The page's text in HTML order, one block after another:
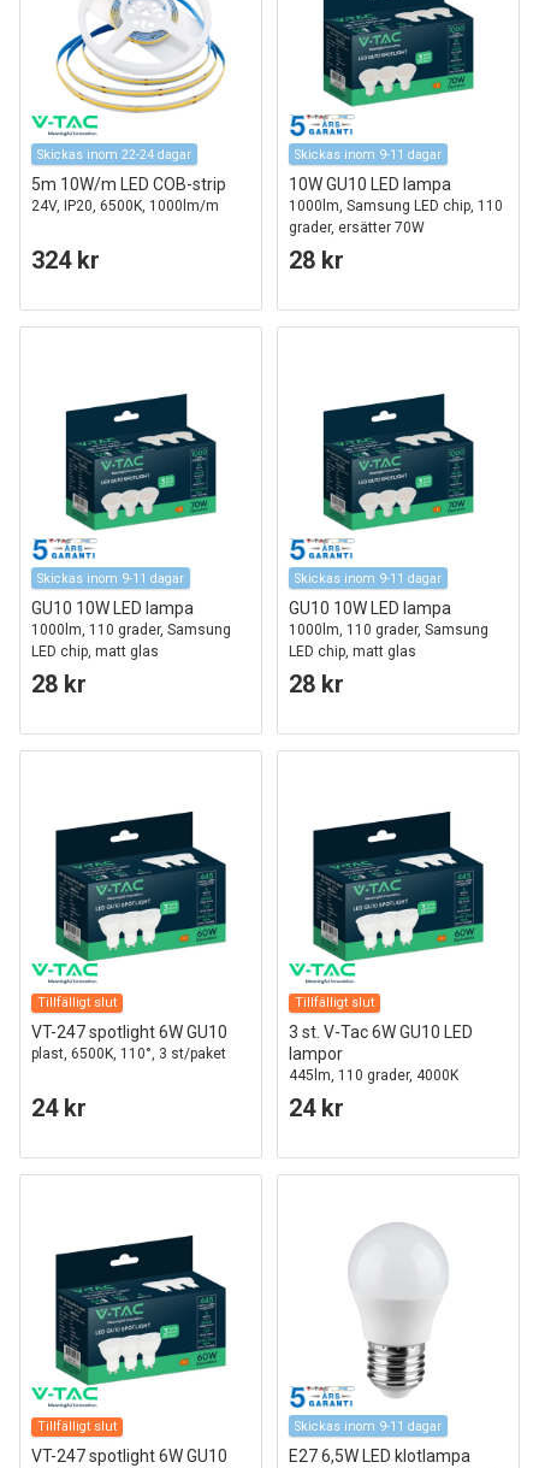
Skickas inom 22-24 dagar
5m 10W/m LED COB-strip
24V, IP20, 6500K, 1000lm/m
324 kr
Skickas inom 9-11 dagar
10W GU10 LED lampa
1000lm, Samsung LED chip, 110
grader, ersätter 70W
28 kr
Skickas inom 9-11 dagar
GU10 10W LED lampa
1000lm, 110 grader, Samsung
LED chip, matt glas
28 kr
Skickas inom 9-11 dagar
GU10 10W LED lampa
1000lm, 110 grader, Samsung
LED chip, matt glas
28 kr
Tillfälligt slut
VT-247 spotlight 6W GU10
plast, 6500K, 110°, 3 st/paket
24 kr
Tillfälligt slut
3 st. V-Tac 6W GU10 LED
lampor
445lm, 110 grader, 4000K
24 kr
Tillfälligt slut
VT-247 spotlight 6W GU10
Skickas inom 9-11 dagar
E27 6,5W LED klotlampa